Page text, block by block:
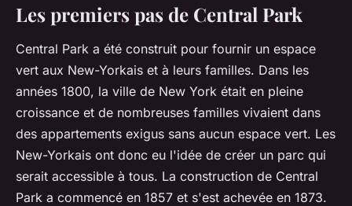
Les premiers pas de Central Park
Central Park a été construit pour fournir un espace
vert aux New-Yorkais et à leurs familles. Dans les
années 1800, la ville de New York était en pleine
croissance et de nombreuses familles vivaient dans
des appartements exigus sans aucun espace vert. Les
New-Yorkais ont donc eu l'idée de créer un parc qui
serait accessible à tous. La construction de Central
Park a commencé en 1857 et s'est achevée en 1873.